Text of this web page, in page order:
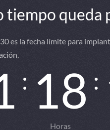
tiempo queda
es la fecha límite para
: 18
Horas
: